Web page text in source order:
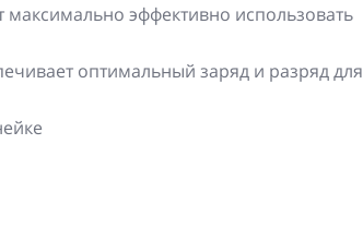
эффективно использовать
оптимальный заряд и разряд для